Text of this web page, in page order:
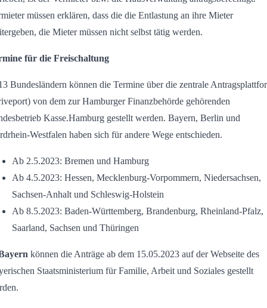
müssen erklären, dass die die Entlastung an ihre Mieter
die Mieter müssen nicht selbst tätig werden.
für die Freischaltung
Bundesländern können die Termine über die zentrale
von dem zur Hamburger Finanzbehörde gehörenden
Kasse.Hamburg gestellt werden. Bayern, Berlin und
Westfalen haben sich für andere Wege entschieden.
Ab 2.5.2023: Bremen und Hamburg
Ab 4.5.2023: Hessen, Mecklenburg-Vorpommern, Niedersachsen,
Sachsen-Anhalt und Schleswig-Holstein
Ab 8.5.2023: Baden-Württemberg, Brandenburg, Rheinland-Pfalz,
Saarland, Sachsen und Thüringen
können die Anträge ab dem 15.05.2023 auf der Webseite des
Staatsministerium für Familie, Arbeit und Soziales gestellt